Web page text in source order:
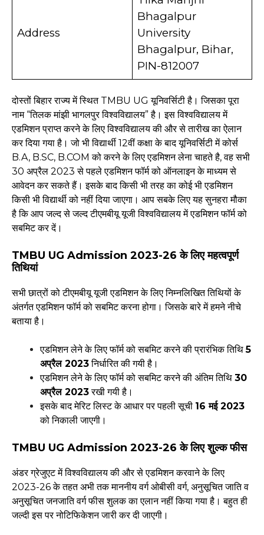
Address
Bhagalpur
University
Bhagalpur, Bihar,
PIN-812007
दोस्तों बिहार राज्य में स्थित TMBU UG यूनिवर्सिटी है। जिसका पूरा
नाम “तिलक मांझी भागलपुर विश्वविद्यालय” है। इस विश्वविद्यालय में
एडमिशन प्राप्त करने के लिए विश्वविद्यालय की और से तारीख का ऐलान
कर दिया गया है। जो भी विद्यार्थी 12वीं कक्षा के बाद यूनिवर्सिटी में कोर्स
B.A, B.SC, B.COM को करने के लिए एडमिशन लेना चाहते है, वह सभी
30 अप्रैल 2023 से पहले एडमिशन फॉर्म को ऑनलाइन के माध्यम से
आवेदन कर सकते हैं। इसके बाद किसी भी तरह का कोई भी एडमिशन
किसी भी विद्यार्थी को नहीं दिया जाएगा। आप सबके लिए यह सुनहरा मौका
है कि आप जल्द से जल्द टीएमबीयू यूजी विश्वविद्यालय में एडमिशन फॉर्म को
सबमिट कर दें।
TMBU UG Admission 2023-26 के लिए महत्वपूर्ण
तिथियां
सभी छात्रों को टीएमबीयू यूजी एडमिशन के लिए निम्नलिखित तिथियों के
अंतर्गत एडमिशन फॉर्म को सबमिट करना होगा। जिसके बारे में हमने नीचे
बताया है।
एडमिशन लेने के लिए फॉर्म को सबमिट करने की प्रारंभिक तिथि5
अप्रैल 2023निर्धारित की गयी है।
एडमिशन लेने के लिए फॉर्म को सबमिट करने की अंतिम तिथि 30
अप्रैल 2023रखी गयी है।
इसके बाद मेरिट लिस्ट के आधार पर पहली सूची 16 मई 2023
को निकाली जाएगी।
TMBU UG Admission 2023-26 के लिए शुल्क फीस
अंडर ग्रेजुएट में विश्वविद्यालय की और से एडमिशन करवाने के लिए
2023-26 के तहत अभी तक माननीय वर्ग ओबीसी वर्ग, अनुसूचित जाति व
अनुसूचित जनजाति वर्ग फीस शुलक का एलान नहीं किया गया है। बहुत ही
जल्दी इस पर नोटिफिकेशन जारी कर दी जाएगी।